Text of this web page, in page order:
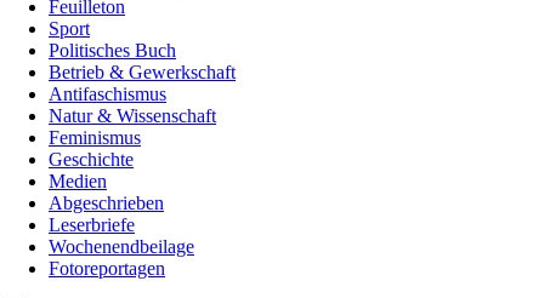
Feuilleton
Sport
Politisches Buch
Betrieb & Gewerkschaft
Antifaschismus
Natur & Wissenschaft
Feminismus
Geschichte
Medien
Abgeschrieben
Leserbriefe
Wochenendbeilage
Fotoreportagen